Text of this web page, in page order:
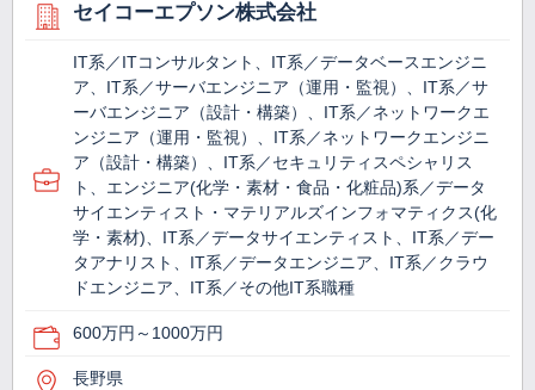
セイコーエプソン株式会社
IT系／ITコンサルタント、IT系／データベースエンジニ
ア、IT系／サーバエンジニア（運用・監視）、IT系／サ
ーバエンジニア（設計・構築）、IT系／ネットワークエ
ンジニア（運用・監視）、IT系／ネットワークエンジニ
ア（設計・構築）、IT系／セキュリティスペシャリス
ト、エンジニア(化学・素材・食品・化粧品)系／データ
サイエンティスト・マテリアルズインフォマティクス(化
学・素材)、IT系／データサイエンティスト、IT系／デー
タアナリスト、IT系／データエンジニア、IT系／クラウ
ドエンジニア、IT系／その他IT系職種
600万円～1000万円
長野県